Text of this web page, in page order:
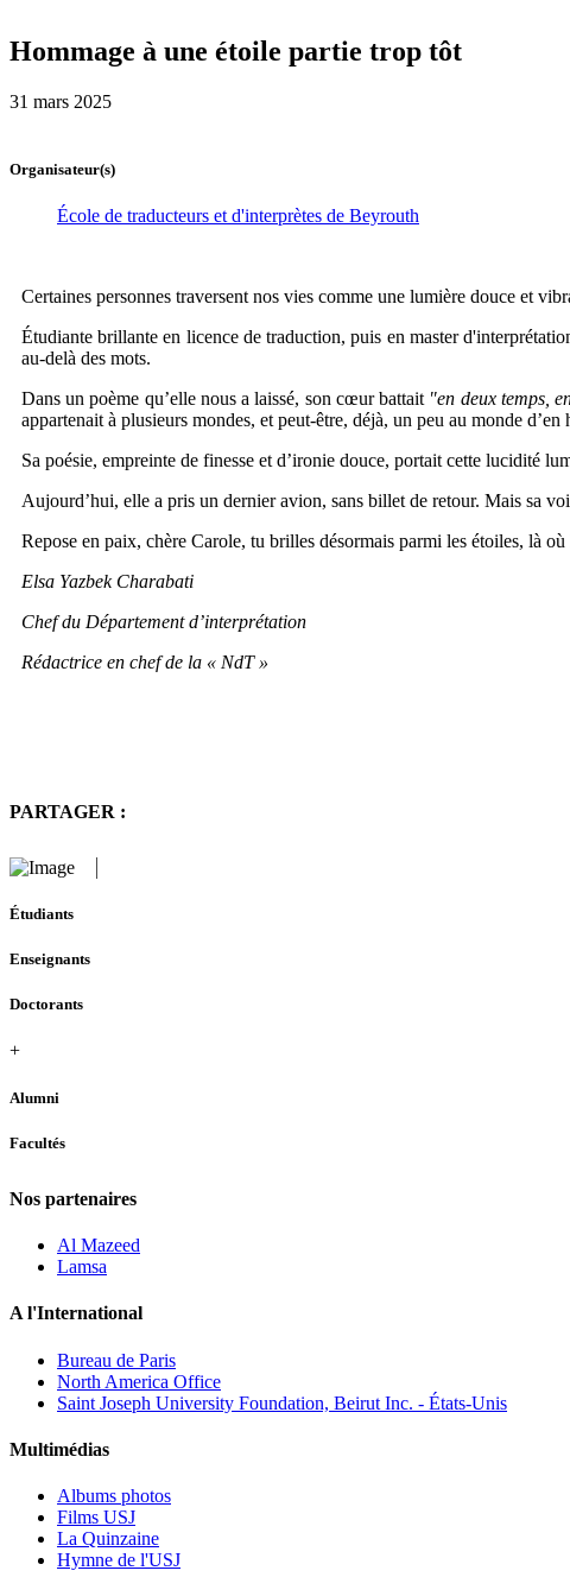
Hommage à une étoile partie trop tôt
31 mars 2025
Organisateur(s)
École de traducteurs et d'interprètes de Beyrouth
Certaines personnes traversent nos vies comme une lumière douce et
Étudiante brillante en licence de traduction, puis en master
au-delà des mots.
Dans un poème qu’elle nous a laissé, son cœur battait "en deux temps,
appartenait à plusieurs mondes, et peut-être, déjà, un peu au monde d’en
Sa poésie, empreinte de finesse et d’ironie douce, portait cette lucidité
Aujourd’hui, elle a pris un dernier avion, sans billet de retour. Mais sa
Repose en paix, chère Carole, tu brilles désormais parmi les étoiles, là
Elsa Yazbek Charabati
Chef du Département d’interprétation
Rédactrice en chef de la « NdT »
PARTAGER :
Étudiants
Enseignants
Doctorants
+
Alumni
Facultés
Nos partenaires
Al Mazeed
Lamsa
A l'International
Bureau de Paris
North America Office
Saint Joseph University Foundation, Beirut Inc. - États-Unis
Multimédias
Albums photos
Films USJ
La Quinzaine
Hymne de l'USJ